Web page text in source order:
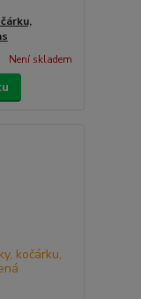
Není skladem